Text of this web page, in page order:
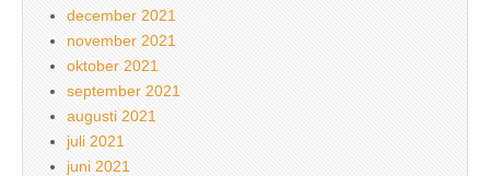
december 2021
november 2021
oktober 2021
september 2021
augusti 2021
juli 2021
juni 2021